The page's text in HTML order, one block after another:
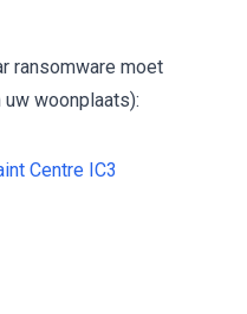
ransomware moet
woonplaats):
Centre IC3